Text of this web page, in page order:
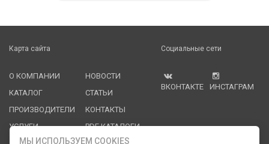
Карта сайта
О КОМПАНИИ
КАТАЛОГ
ПРОИЗВОДИТЕЛИ
УСЛУГИ
НОВОСТИ
СТАТЬИ
КОНТАКТЫ
PDF КАТАЛОГИ
Социальные сети
ВКОНТАКТЕ ИНСТАГРАМ
МЫ ИСПОЛЬЗУЕМ COOKIES